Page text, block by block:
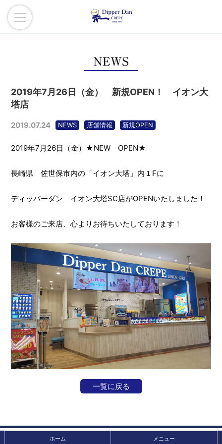
2019年7月26日（金） 新規OPEN！ イオン大
塔店
2019.07.24 NEWS 店舗情報 新規OPEN
2019年7月26日（金）★NEW OPEN★
長崎県 佐世保市内の「イオン大塔」内１Fに
ディッパーダン イオン大塔SC店がOPENいたしました！
お客様のご来店、心よりお待ちいたしております！
一覧に戻る
ホーム メニュー